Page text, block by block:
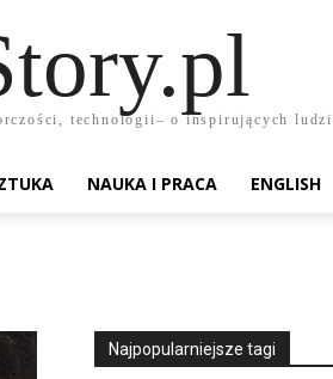
technologii– o inspirujących
NAUKA I PRACA ENGLISH
Najpopularniejsze tagi